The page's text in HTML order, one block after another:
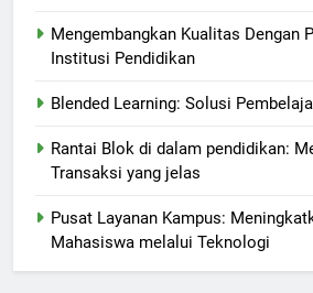
Mengembangkan Kualitas Dengan
Institusi Pendidikan
Blended Learning: Solusi
Rantai Blok di dalam pendidikan:
Transaksi yang jelas
Pusat Layanan Kampus:
Mahasiswa melalui Teknologi